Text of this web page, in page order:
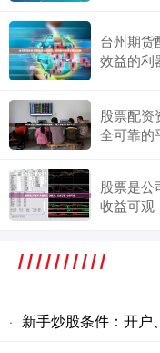
台州期货
效益的利
股票配资
全可靠的
股票是公
收益可观
· 新手炒股条件：开户